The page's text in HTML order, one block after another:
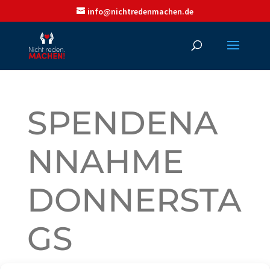
info@nichtredenmachen.de
SPENDENA
NNAHME
DONNERSTA
GS